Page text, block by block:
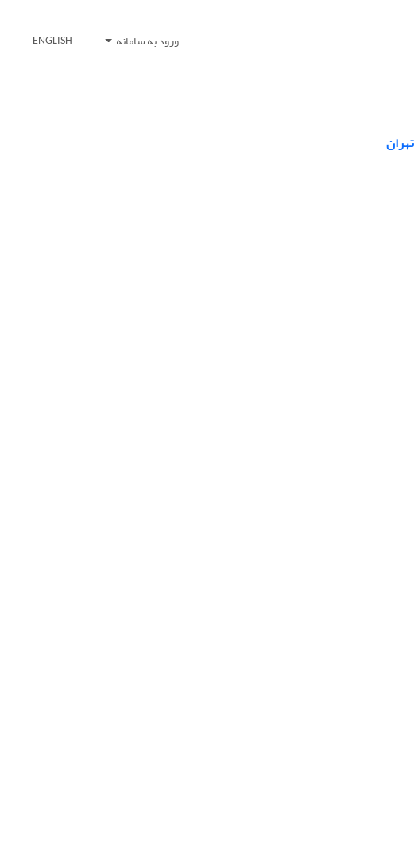
ورود به سامانه ENGLISH